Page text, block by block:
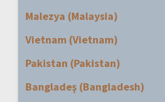
Malezya (Malaysia)
Vietnam (Vietnam)
Pakistan (Pakistan)
Bangladeş (Bangladesh)